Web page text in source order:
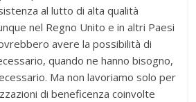
al lutto di alta qualità
nel Regno Unito e in altri Paesi
avere la possibilità di
quando ne hanno bisogno,
Ma non lavoriamo solo per
di beneficenza coinvolte